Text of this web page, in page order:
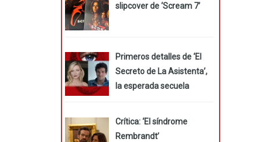
slipcover de ‘Scream 7’
Primeros detalles de ‘El
Secreto de La Asistenta’,
la esperada secuela
Crítica: ‘El síndrome
Rembrandt’